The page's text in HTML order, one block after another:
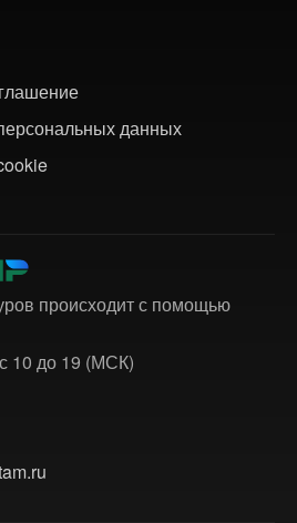
данных
происходит с помощью
10 до 19 (МСК)